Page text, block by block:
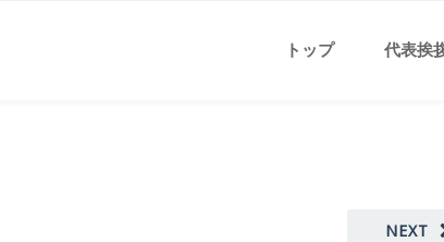
トップ 代表挨
NEXT